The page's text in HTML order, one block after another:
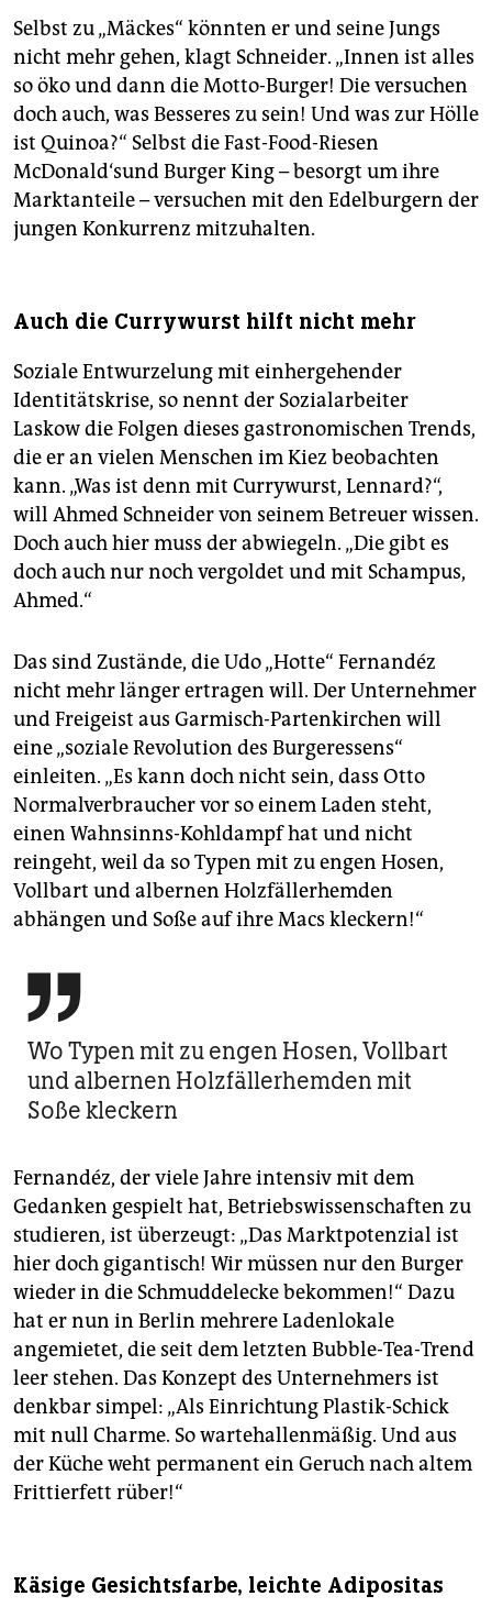
Selbst zu „Mäckes“ könnten er und seine Jungs
nicht mehr gehen, klagt Schneider. „Innen ist alles
so öko und dann die Motto-Burger! Die versuchen
doch auch, was Besseres zu sein! Und was zur Hölle
ist Quinoa?“ Selbst die Fast-Food-Riesen
McDonald‘sund Burger King – besorgt um ihre
Marktanteile – versuchen mit den Edelburgern der
jungen Konkurrenz mitzuhalten.
Auch die Currywurst hilft nicht mehr
Soziale Entwurzelung mit einhergehender
Identitätskrise, so nennt der Sozialarbeiter
Laskow die Folgen dieses gastronomischen Trends,
die er an vielen Menschen im Kiez beobachten
kann. „Was ist denn mit Currywurst, Lennard?“,
will Ahmed Schneider von seinem Betreuer wissen.
Doch auch hier muss der abwiegeln. „Die gibt es
doch auch nur noch vergoldet und mit Schampus,
Ahmed.“
Das sind Zustände, die Udo „Hotte“ Fernandéz
nicht mehr länger ertragen will. Der Unternehmer
und Freigeist aus Garmisch-Partenkirchen will
eine „soziale Revolution des Burgeressens“
einleiten. „Es kann doch nicht sein, dass Otto
Normalverbraucher vor so einem Laden steht,
einen Wahnsinns-Kohldampf hat und nicht
reingeht, weil da so Typen mit zu engen Hosen,
Vollbart und albernen Holzfällerhemden
abhängen und Soße auf ihre Macs kleckern!“

Wo Typen mit zu engen Hosen, Vollbart
und albernen Holzfällerhemden mit
Soße kleckern
Fernandéz, der viele Jahre intensiv mit dem
Gedanken gespielt hat, Betriebswissenschaften zu
studieren, ist überzeugt: „Das Marktpotenzial ist
hier doch gigantisch! Wir müssen nur den Burger
wieder in die Schmuddelecke bekommen!“ Dazu
hat er nun in Berlin mehrere Ladenlokale
angemietet, die seit dem letzten Bubble-Tea-Trend
leer stehen. Das Konzept des Unternehmers ist
denkbar simpel: „Als Einrichtung Plastik-Schick
mit null Charme. So wartehallenmäßig. Und aus
der Küche weht permanent ein Geruch nach altem
Frittierfett rüber!“
Käsige Gesichtsfarbe, leichte Adipositas